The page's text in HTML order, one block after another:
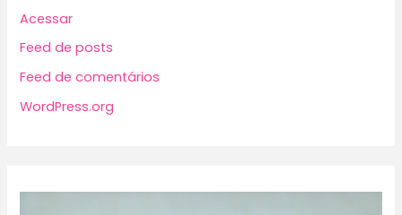
Acessar
Feed de posts
Feed de comentários
WordPress.org